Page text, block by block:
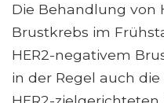
Die Behandlung von
Brustkrebs im
HER2-negativem
in der Regel auch